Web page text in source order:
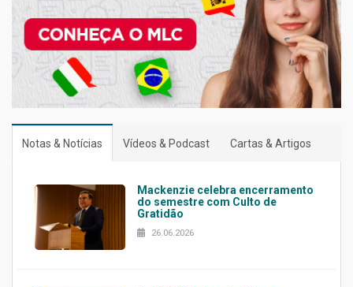
Notas & Notícias Vídeos & Podcast Cartas & Artigos
Mackenzie celebra encerramento
do semestre com Culto de
Gratidão
26.06.2026